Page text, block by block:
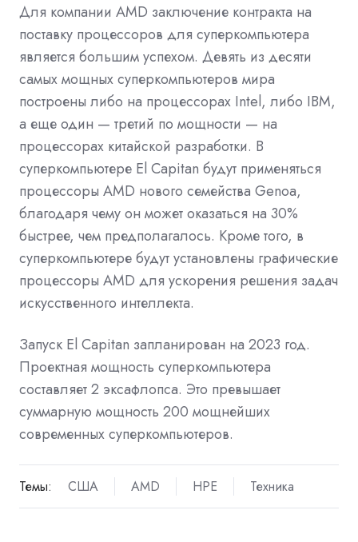
Для компании AMD заключение контракта на
поставку процессоров для суперкомпьютера
является большим успехом. Девять из десяти
самых мощных суперкомпьютеров мира
построены либо на процессорах Intel, либо IBM,
а еще один — третий по мощности — на
процессорах китайской разработки. В
суперкомпьютере El Capitan будут применяться
процессоры AMD нового семейства Genoa,
благодаря чему он может оказаться на 30%
быстрее, чем предполагалось. Кроме того, в
суперкомпьютере будут установлены графические
процессоры AMD для ускорения решения задач
искусственного интеллекта.
Запуск El Capitan запланирован на 2023 год.
Проектная мощность суперкомпьютера
составляет 2 эксафлопса. Это превышает
суммарную мощность 200 мощнейших
современных суперкомпьютеров.
Темы: США AMD HPE Техника